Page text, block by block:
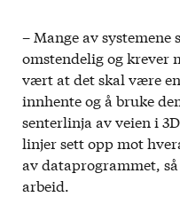
– Mange av systemene
omstendelig og krever
vært at det skal være
innhente og å bruke
senterlinja av veien i
linjer sett opp mot
av dataprogrammet,
arbeid.